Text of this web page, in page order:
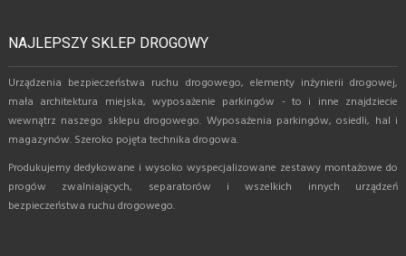
NAJLEPSZY SKLEP DROGOWY
Urządzenia bezpieczeństwa ruchu drogowego, elementy inżynierii drogowej,
mała architektura miejska, wyposażenie parkingów - to i inne znajdziecie
wewnątrz naszego sklepu drogowego. Wyposażenia parkingów, osiedli, hal i
magazynów. Szeroko pojęta technika drogowa.
Produkujemy dedykowane i wysoko wyspecjalizowane zestawy montażowe do
progów zwalniających, separatorów i wszelkich innych urządzeń
bezpieczeństwa ruchu drogowego.